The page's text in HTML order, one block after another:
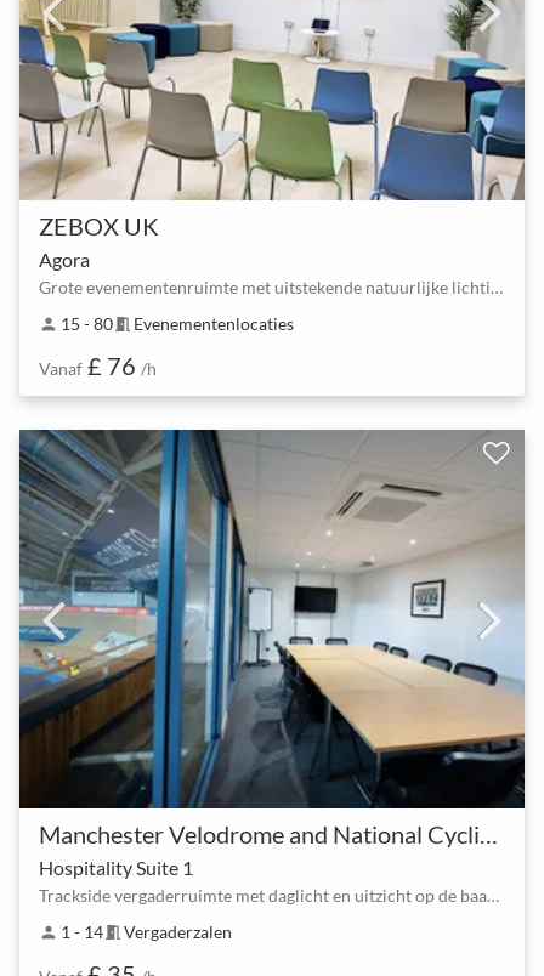
ZEBOX UK
Agora
Grote evenementenruimte met uitstekende natuurlijke lichtinval door een schitterend glazen dak met …
person 15 - 80meeting_room Evenementenlocaties
Vanaf £ 76 /h
Hospitality Suite 1
Trackside vergaderruimte met daglicht en uitzicht op de baan – energie voor je team
person 1 - 14meeting_room Vergaderzalen